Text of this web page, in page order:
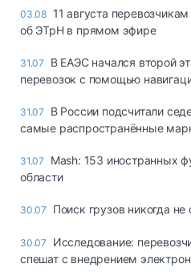
03.08 11 августа
об ЭТрН в прямом эфире
31.07
В ЕАЭС начался второй
перевозок с помощью
31.07
В России подсчитали
самые распространённые
31.07
Mash: 153 иностранных
области
30.07 Поиск грузов никогда
30.07
Исследование:
спешат с внедрением